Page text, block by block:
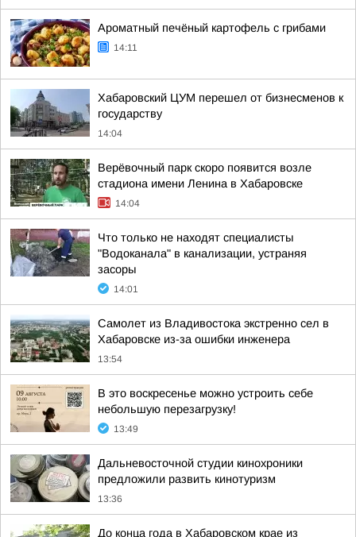
Ароматный печёный картофель с грибами
14:11
Хабаровский ЦУМ перешел от бизнесменов к
государству
14:04
Верёвочный парк скоро появится возле
стадиона имени Ленина в Хабаровске
14:04
Что только не находят специалисты
"Водоканала" в канализации, устраняя
засоры
14:01
Самолет из Владивостока экстренно сел в
Хабаровске из-за ошибки инженера
13:54
В это воскресенье можно устроить себе
небольшую перезагрузку!
13:49
Дальневосточной студии кинохроники
предложили развить кинотуризм
13:36
До конца года в Хабаровском крае из